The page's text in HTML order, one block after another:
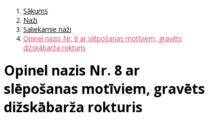
Sākums
Naži
Saliekamie naži
Opinel nazis Nr. 8 ar slēpošanas motīviem, gravēts
dižskābarža rokturis
Opinel nazis Nr. 8 ar
slēpošanas motīviem, gravēts
dižskābarža rokturis